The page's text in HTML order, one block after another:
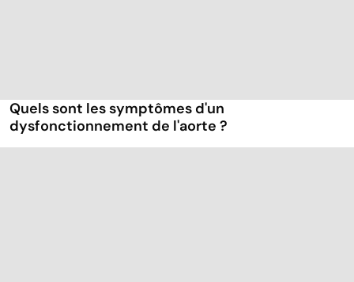
Quels sont les symptômes d'un
dysfonctionnement de l'aorte ?